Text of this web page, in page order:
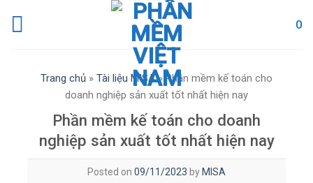
0
Trang chủ » Tài liệu MISA» Phần mềm kế toán cho
doanh nghiệp sản xuất tốt nhất hiện nay
Phần mềm kế toán cho doanh
nghiệp sản xuất tốt nhất hiện nay
Posted on 09/11/2023 by MISA